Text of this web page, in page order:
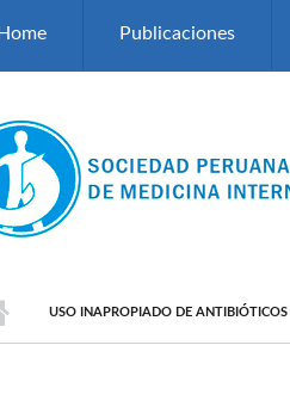
Home Publicaciones
USO INAPROPIADO DE ANTIBIÓTICOS